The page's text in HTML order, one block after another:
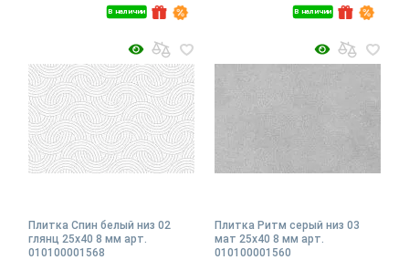
В наличии В наличии
Плитка Спин белый низ 02
глянц 25x40 8 мм арт.
010100001568
Плитка Ритм серый низ 03
мат 25x40 8 мм арт.
010100001560